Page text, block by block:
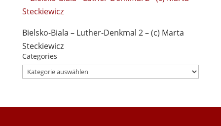
Bielsko-Biala – Luther-Denkmal 2 – (c) Marta
Steckiewicz
Categories
Categories